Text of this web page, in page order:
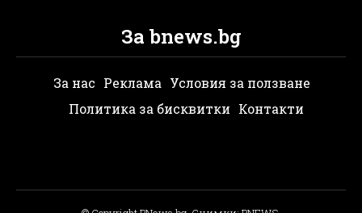
За bnews.bg
За нас Реклама Условия за ползване
Политика за бисквитки Контакти